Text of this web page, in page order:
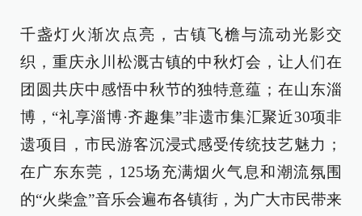
千盏灯火渐次点亮，古镇飞檐与流动光影交
织，重庆永川松溉古镇的中秋灯会，让人们在
团圆共庆中感悟中秋节的独特意蕴；在山东淄
博，“礼享淄博·齐趣集”非遗市集汇聚近30项非
遗项目，市民游客沉浸式感受传统技艺魅力；
在广东东莞，125场充满烟火气息和潮流氛围
的“火柴盒”音乐会遍布各镇街，为广大市民带来